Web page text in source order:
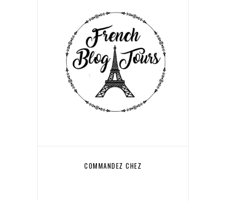
COMMANDEZ CHEZ